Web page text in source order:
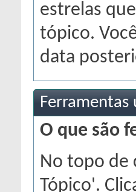
estrelas
tópico.
data
Ferramentas
O que são
No topo de
Tópico'.